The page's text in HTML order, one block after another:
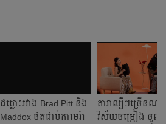
ជម្លោះ​រវាង​​ Brad Pitt និង
Maddox ​ថត​ជាប់​កាមេរ៉ា​​
តារាល្បីៗច្រើនណា
វិស័យចម្រៀង ចូល